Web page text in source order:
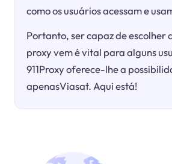
como os usuários acessam e
Portanto, ser capaz de escolher
proxy vem é vital para alguns
911Proxy oferece-lhe a
apenasViasat. Aqui está!